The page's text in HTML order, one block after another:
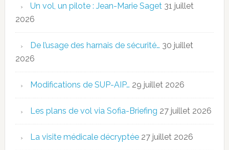
Un vol, un pilote : Jean-Marie Saget 31 juillet
2026
De l’usage des harnais de sécurité… 30 juillet
2026
Modifications de SUP-AIP… 29 juillet 2026
Les plans de vol via Sofia-Briefing 27 juillet 2026
La visite médicale décryptée 27 juillet 2026